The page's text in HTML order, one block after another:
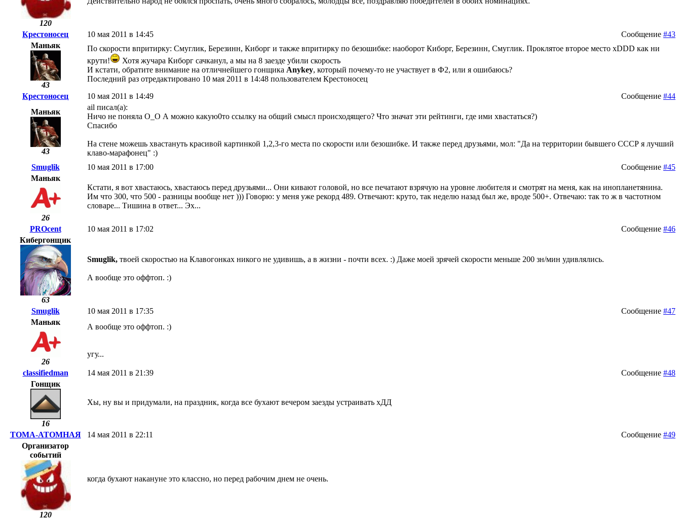
120
Крестоносец Сообщение #43
10 мая 2011 в 14:45
Маньяк
43
По скорости впритирку: Смуглик, Березинн, Киборг и также впритирку по безошибке: наоборот Киборг, Березинн, Смуглик. Проклятое второе место хDDD как ни
крути!
Хотя жучара Киборг сачканул, а мы на 8 заезде убили скорость
И кстати, обратите внимание на отличнейшего гонщика Anykey, который почему-то не участвует в Ф2, или я ошибаюсь?
Последний раз отредактировано 10 мая 2011 в 14:48 пользователем Крестоносец
Крестоносец
Сообщение #44
10 мая 2011 в 14:49
Маньяк
43
ail писал(а):
Ничо не поняла О_О А можно какую0то ссылку на общий смысл происходящего? Что значат эти рейтинги, где ими хвастаться?)
Спасибо
На стене можешь хвастануть красивой картинкой 1,2,3-го места по скорости или безошибке. И также перед друзьями, мол: "Да на территории бывшего СССР я лучший
клаво-марафонец" :)
Smuglik
Сообщение #45
10 мая 2011 в 17:00
Маньяк
26
Кстати, я вот хвастаюсь, хвастаюсь перед друзьями... Они кивают головой, но все печатают взрячую на уровне любителя и смотрят на меня, как на инопланетянина.
Им что 300, что 500 - разницы вообще нет ))) Говорю: у меня уже рекорд 489. Отвечают: круто, так неделю назад был же, вроде 500+. Отвечаю: так то ж в частотном
словаре... Тишина в ответ... Эх...
PROcent Сообщение #46
10 мая 2011 в 17:02
Кибергонщик
63
Smuglik, твоей скоростью на Клавогонках никого не удивишь, а в жизни - почти всех. :) Даже моей зрячей скорости меньше 200 зн/мин удивлялись.
А вообще это оффтоп. :)
Smuglik Сообщение #47
10 мая 2011 в 17:35
Маньяк
26
А вообще это оффтоп. :)
угу...
classifiedman Сообщение #48
14 мая 2011 в 21:39
Гонщик
16
Хы, ну вы и придумали, на праздник, когда все бухают вечером заезды устраивать хДД
ТОМА-АТОМНАЯ Сообщение #49
14 мая 2011 в 22:11
Организатор
событий
120
когда бухают накануне это классно, но перед рабочим днем не очень.